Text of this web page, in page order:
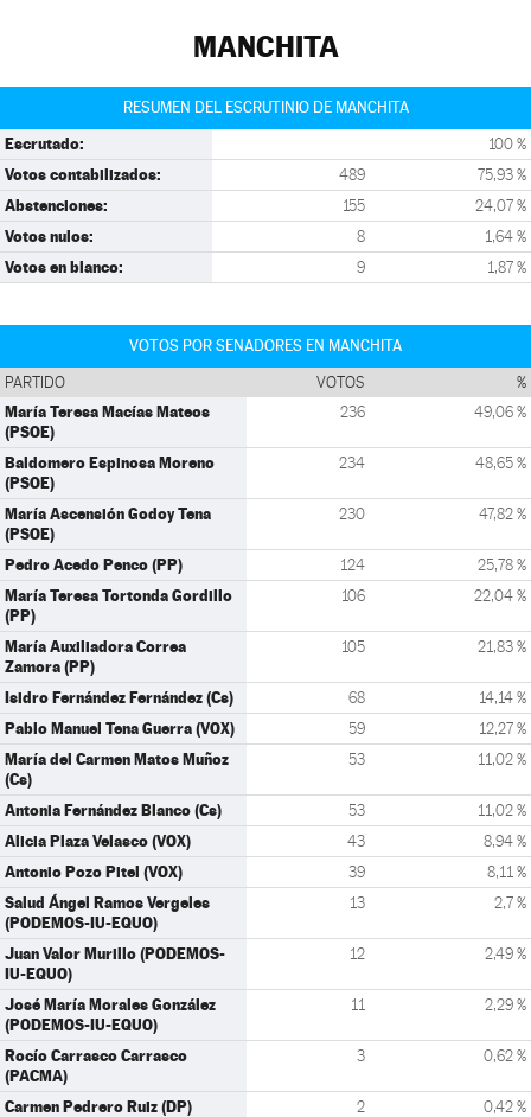
MANCHITA
RESUMEN DEL ESCRUTINIO DE MANCHITA
Escrutado: 100 %
Votos contabilizados: 489 75,93 %
Abstenciones: 155 24,07 %
Votos nulos: 8 1,64 %
Votos en blanco: 9 1,87 %
VOTOS POR SENADORES EN MANCHITA
PARTIDO VOTOS %
María Teresa Macías Mateos
(PSOE)
236 49,06 %
Baldomero Espinosa Moreno
(PSOE)
234 48,65 %
María Ascensión Godoy Tena
(PSOE)
230 47,82 %
Pedro Acedo Penco (PP) 124 25,78 %
María Teresa Tortonda Gordillo
(PP)
106 22,04 %
María Auxiliadora Correa
Zamora (PP)
105 21,83 %
Isidro Fernández Fernández (Cs) 68 14,14 %
Pablo Manuel Tena Guerra (VOX) 59 12,27 %
María del Carmen Matos Muñoz
(Cs)
53 11,02 %
Antonia Fernández Blanco (Cs) 53 11,02 %
Alicia Plaza Velasco (VOX) 43 8,94 %
Antonio Pozo Pitel (VOX) 39 8,11 %
Salud Ángel Ramos Vergeles
(PODEMOS-IU-EQUO)
13 2,7 %
Juan Valor Murillo (PODEMOS-
IU-EQUO)
12 2,49 %
José María Morales González
(PODEMOS-IU-EQUO)
11 2,29 %
Rocío Carrasco Carrasco
(PACMA)
3 0,62 %
Carmen Pedrero Ruiz (DP) 2 0,42 %